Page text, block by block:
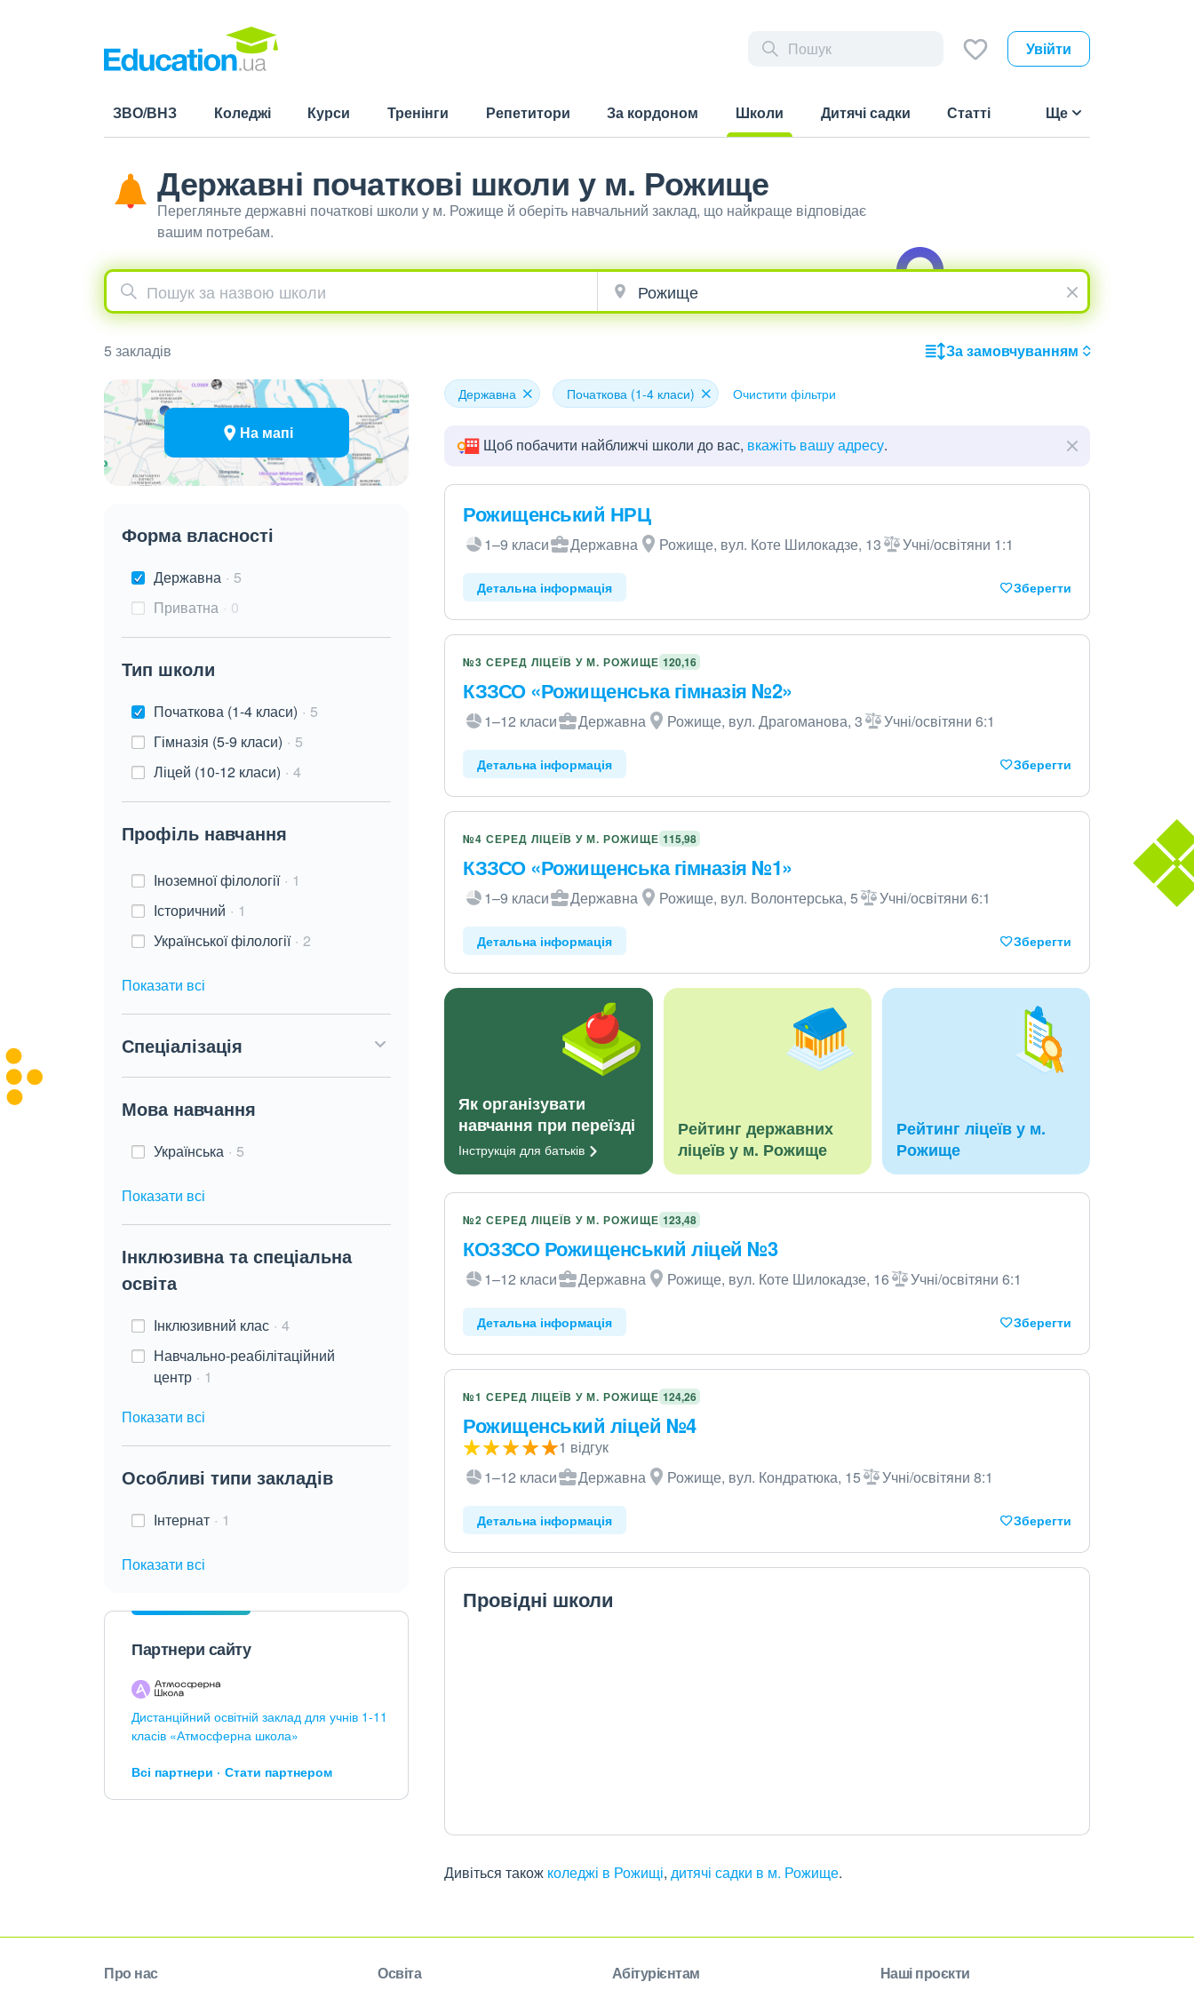
Увійти
ЗВО/ВНЗ Коледжі Курси Тренінги Репетитори За кордоном
Школи
Дитячі садки Статті Ще
Державні початкові школи у м. Рожище
Перегляньте державні початкові школи у м. Рожище й оберіть навчальний заклад, що найкраще відповідає
вашим потребам.
5 закладів За замовчуванням
На мапі
Форма власності
Державна
5
Приватна
0
Тип школи
Початкова (1-4 класи)
5
Гімназія (5-9 класи)
5
Ліцей (10-12 класи)
4
Профіль навчання
Іноземної філології
1
Історичний
1
Української філології
2
Показати всі
Спеціалізація
Мова навчання
Українська 5
Показати всі
Інклюзивна та спеціальна
освіта
Інклюзивний клас
4
Навчально-реабілітаційний
центр
1
Показати всі
Особливі типи закладів
Інтернат 1
Показати всі
Партнери сайту
Дистанційний освітній заклад для учнів 1-11
класів «Атмосферна школа»
Всі партнери Стати партнером
Державна Початкова (1-4 класи) Очистити фільтри
Щоб побачити найближчі школи до вас, вкажіть вашу адресу.
Рожищенський НРЦ
1–9 класи Державна Рожище, вул. Коте Шилокадзе, 13 Учні/освітяни 1:1
Детальна інформація Зберегти
№3 СЕРЕД ЛІЦЕЇВ У М. РОЖИЩЕ 120,16
КЗЗСО «Рожищенська гімназія №2»
1–12 класи Державна Рожище, вул. Драгоманова, 3 Учні/освітяни 6:1
Детальна інформація Зберегти
№4 СЕРЕД ЛІЦЕЇВ У М. РОЖИЩЕ 115,98
КЗЗСО «Рожищенська гімназія №1»
1–9 класи Державна Рожище, вул. Волонтерська, 5 Учні/освітяни 6:1
Детальна інформація Зберегти
Як організувати
навчання при переїзді
Інструкція длябатьків
Рейтинг державних
ліцеїв у м. Рожище
Рейтинг ліцеїв у м.
Рожище
№2 СЕРЕД ЛІЦЕЇВ У М. РОЖИЩЕ 123,48
КОЗЗСО Рожищенський ліцей №3
1–12 класи Державна Рожище, вул. Коте Шилокадзе, 16 Учні/освітяни 6:1
Детальна інформація Зберегти
№1 СЕРЕД ЛІЦЕЇВ У М. РОЖИЩЕ 124,26
Рожищенський ліцей №4
1 відгук
1–12 класи
Державна Рожище, вул. Кондратюка, 15 Учні/освітяни 8:1
Детальна інформація Зберегти
Провідні школи
Дивіться також коледжі в Рожищі,дитячі садки в м. Рожище.
Про нас Освіта Абітурієнтам Наші проєкти